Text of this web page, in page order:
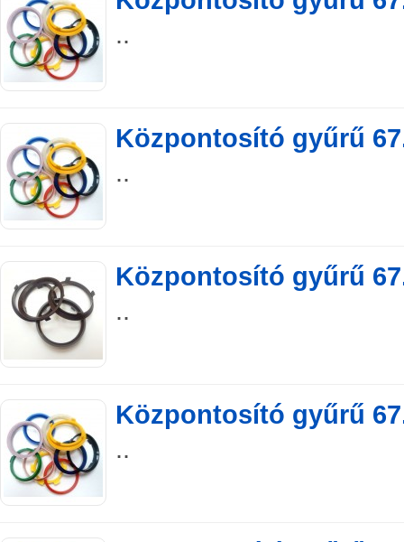
..
Központosító gyűrű
..
Központosító gyűrű
..
Központosító gyűrű
..